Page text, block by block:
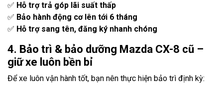
✅ Hỗ trợ trả góp lãi suất thấp
✅ Bảo hành động cơ lên tới 6 tháng
✅ Hỗ trợ sang tên, đăng ký nhanh chóng
4. Bảo trì & bảo dưỡng Mazda CX-8 cũ –
giữ xe luôn bền bỉ
Để xe luôn vận hành tốt, bạn nên thực hiện bảo trì định kỳ: